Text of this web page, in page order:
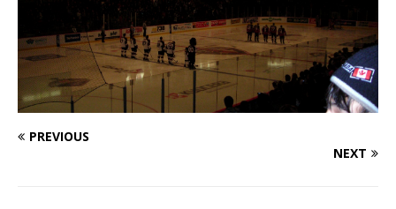
PREVIOUS
NEXT